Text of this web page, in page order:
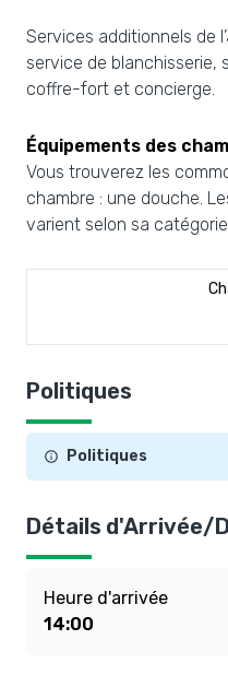
Services additionnels de
service de blanchisserie,
coffre-fort et concierge.
Équipements des
Vous trouverez les
chambre : une douche.
varient selon sa
Politiques
Politiques
Détails d'Arrivée/
Heure d'arrivée
14:00